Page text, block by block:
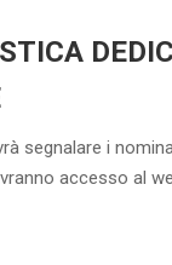
segnalare i
accesso al